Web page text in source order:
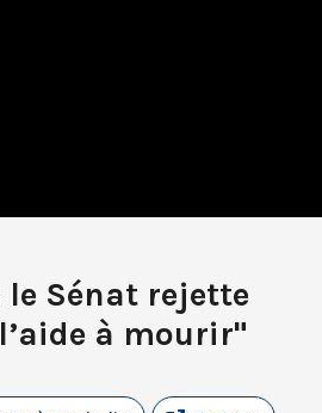
le Sénat rejette
à mourir"